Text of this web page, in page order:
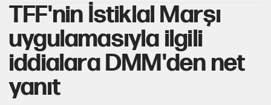
TFF'nin İstiklal Marşı
uygulamasıyla ilgili
iddialara DMM'den net
yanıt